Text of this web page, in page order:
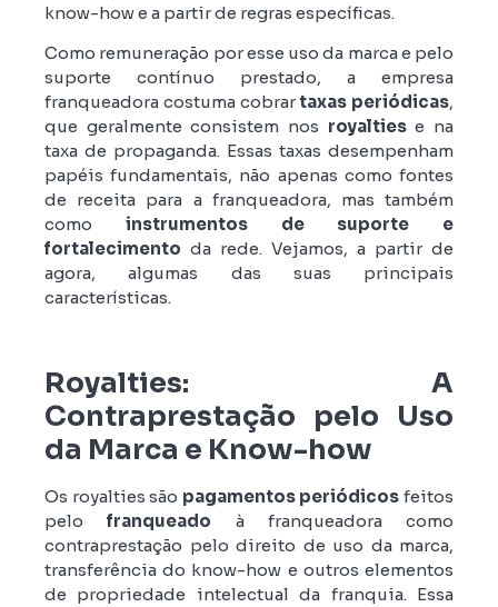
know-how e a partir de regras específicas.
Como remuneração por esse uso da marca e pelo
suporte contínuo prestado, a empresa
franqueadora costuma cobrartaxas periódicas,
que geralmente consistem nos royaltiese na
taxa de propaganda. Essas taxas desempenham
papéis fundamentais, não apenas como fontes
de receita para a franqueadora, mas também
como instrumentos de suporte e
fortalecimento da rede. Vejamos, a partir de
agora, algumas das suas principais
características.
Royalties: A
Contraprestação pelo Uso
da Marca e Know-how
Os royalties são pagamentos periódicos feitos
pelofranqueado à franqueadora como
contraprestação pelo direito de uso da marca,
transferência do know-how e outros elementos
de propriedade intelectual da franquia. Essa